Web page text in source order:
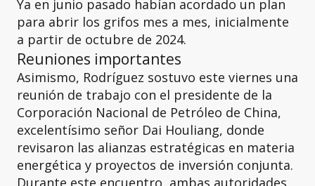
Ya en junio pasado habían acordado un plan
para abrir los grifos mes a mes, inicialmente
a partir de octubre de 2024.
Reuniones importantes
Asimismo, Rodríguez sostuvo este viernes una
reunión de trabajo con el presidente de la
Corporación Nacional de Petróleo de China,
excelentísimo señor Dai Houliang, donde
revisaron las alianzas estratégicas en materia
energética y proyectos de inversión conjunta.
Durante este encuentro, ambas autoridades